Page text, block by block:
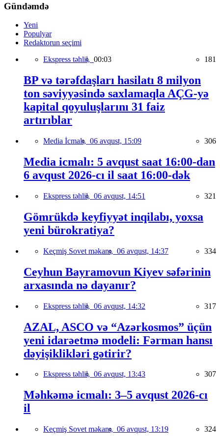
Gündəmdə
Yeni
Populyar
Redaktorun seçimi
Ekspress təhlil, 00:03 181
BP və tərəfdaşları hasilatı 8 milyon
ton səviyyəsində saxlamaqla AÇG-yə
kapital qoyuluşlarını 31 faiz
artırıblar
Media İcmalı, 06 avqust, 15:09 306
Media icmalı: 5 avqust saat 16:00-dan
6 avqust 2026-cı il saat 16:00-dək
Ekspress təhlil, 06 avqust, 14:51 321
Gömrükdə keyfiyyət inqilabı, yoxsa
yeni bürokratiya?
Keçmiş Sovet məkanı, 06 avqust, 14:37 334
Ceyhun Bayramovun Kiyev səfərinin
arxasında nə dayanır?
Ekspress təhlil, 06 avqust, 14:32 317
AZAL, ASCO və “Azərkosmos” üçün
yeni idarəetmə modeli: Fərman hansı
dəyişiklikləri gətirir?
Ekspress təhlil, 06 avqust, 13:43 307
Məhkəmə icmalı: 3–5 avqust 2026-cı
il
Keçmiş Sovet məkanı, 06 avqust, 13:19 324